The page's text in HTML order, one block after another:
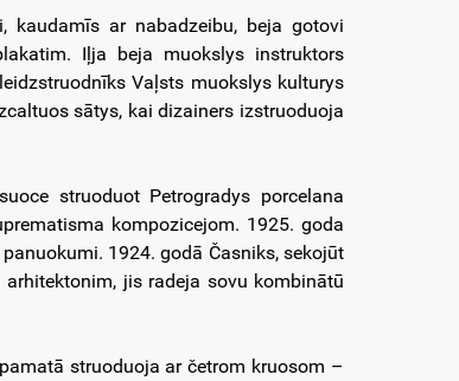
ar nabadzeibu, beja gotovi
Iļja beja muokslys instruktors
Vaļsts muokslys kulturys
sātys, kai dizainers izstruoduoja
struoduot Petrogradys porcelana
kompozicejom. 1925. goda
1924. godā Časniks, sekojūt
jis radeja sovu kombinātū
struoduoja ar četrom kruosom –